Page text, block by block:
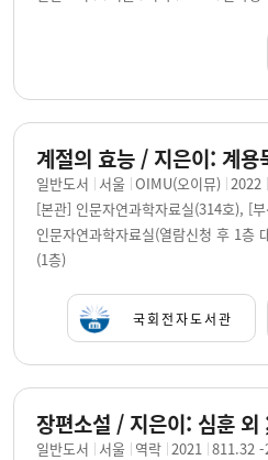
일반도서 서울 OIMU(오이뮤) 2022
[본관] 인문자연과학자료실(314호), [
인문자연과학자료실(열람신청 후 1층
(1층)
국회전자도서관
일반도서 서울 역락 2021 811.32